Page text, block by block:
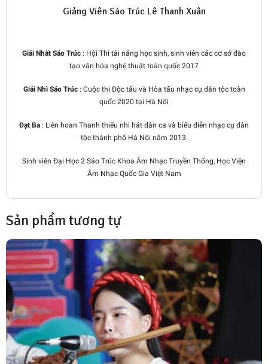
Giảng Viên Sáo Trúc Lê Thanh Xuân
Giải Nhất Sáo Trúc : Hội Thi tài năng học sinh, sinh viên các cơ sở đào
tạo văn hóa nghệ thuật toàn quốc 2017
Giải Nhì Sáo Trúc: Cuộc thi Độc tấu và Hòa tấu nhạc cụ dân tộc toàn
quốc 2020 tại Hà Nội
Đạt Ba : Liên hoan Thanh thiếu nhi hát dân ca và biểu diễn nhạc cụ dân
tộc thành phố Hà Nội năm 2013.
Sinh viên Đại Học 2 Sáo Trúc Khoa Âm Nhạc Truyền Thống, Học Viện
Âm Nhạc Quốc Gia Việt Nam
Sản phẩm tương tự